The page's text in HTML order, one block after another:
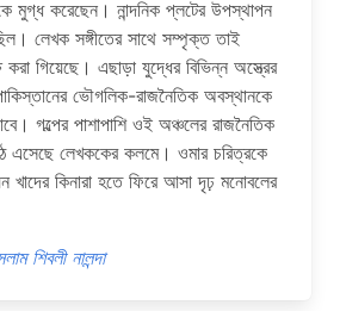
মুগ্ধ করেছেন। নান্দনিক প্লটের উপস্থাপন
লেখক সঙ্গীতের সাথে সম্পৃক্ত তাই
গিয়েছে। এছাড়া যুদ্ধের বিভিন্ন অস্ত্রের
ভৌগলিক-রাজনৈতিক অবস্থানকে
গল্পের পাশাপাশি ওই অঞ্চলের রাজনৈতিক
এসেছে লেখককের কলমে। ওমার চরিত্রকে
খাদের কিনারা হতে ফিরে আসা দৃঢ় মনোবলের
শিবলী নালন্দা